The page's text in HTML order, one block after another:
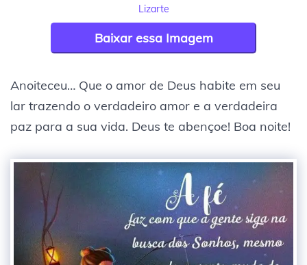
Lizarte
Baixar essa Imagem
Anoiteceu… Que o amor de Deus habite em seu
lar trazendo o verdadeiro amor e a verdadeira
paz para a sua vida. Deus te abençoe! Boa noite!